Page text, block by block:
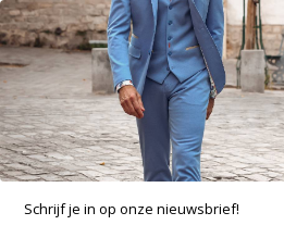
SUMMER SALE: 25% t/m 50% korting
Fellows United Half Zip
Light Blue (61.1143 - 119)
Aan verlanglijst toevoegen
Schrijf je in op onze nieuwsbrief!